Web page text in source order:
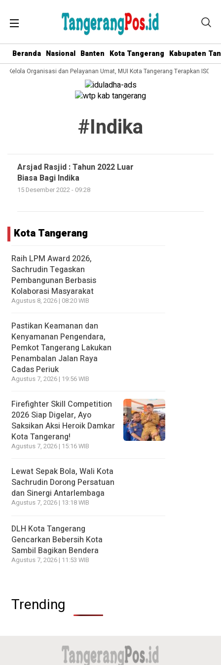
Beranda Nasional Banten Kota Tangerang Kabupaten
Kelola Organisasi dan Pelayanan Umat, MUI Kota Tangerang Terapkan ISO
#indika
Arsjad Rasjid : Tahun 2022 Luar
Biasa Bagi Indika
15 Desember 2022 - 09:28
Kota Tangerang
Raih LPM Award 2026,
Sachrudin Tegaskan
Pembangunan Berbasis
Kolaborasi Masyarakat
Agustus 8, 2026 | 08:20 WIB
Pastikan Keamanan dan
Kenyamanan Pengendara,
Pemkot Tangerang Lakukan
Penambalan Jalan Raya
Cadas Periuk
Agustus 7, 2026 | 19:56 WIB
Firefighter Skill Competition
2026 Siap Digelar, Ayo
Saksikan Aksi Heroik Damkar
Kota Tangerang!
Agustus 7, 2026 | 15:16 WIB
Lewat Sepak Bola, Wali Kota
Sachrudin Dorong Persatuan
dan Sinergi Antarlembaga
Agustus 7, 2026 | 13:18 WIB
DLH Kota Tangerang
Gencarkan Bebersih Kota
Sambil Bagikan Bendera
Agustus 7, 2026 | 11:53 WIB
Trending